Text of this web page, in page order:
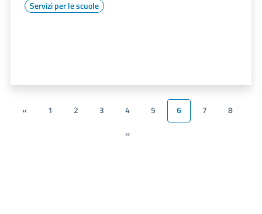
Servizi per le scuole
« 1 2 3 4 5 6 7
8
»